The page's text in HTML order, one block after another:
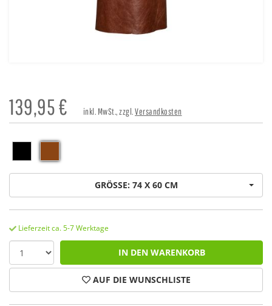
139,95€ inkl. MwSt., zzgl.Versandkosten
GRÖSSE: 74 X 60 CM
Lieferzeit ca. 5-7 Werktage
IN DEN WARENKORB
AUF DIE WUNSCHLISTE